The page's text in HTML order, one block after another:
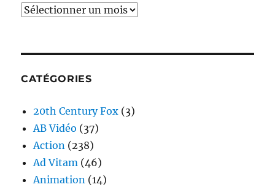
Archives
CATÉGORIES
20th Century Fox (3)
AB Vidéo (37)
Action (238)
Ad Vitam (46)
Animation (14)